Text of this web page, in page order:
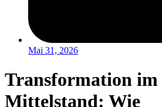
Mai 31, 2026
Transformation im
Mittelstand: Wie